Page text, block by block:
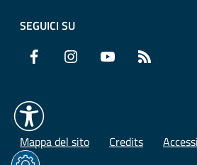
SEGUICI SU
Facebook Instagram YouTube
Mappa del sito Credits